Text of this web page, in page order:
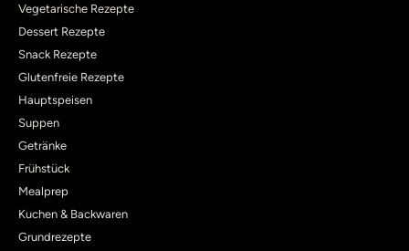
Vegetarische Rezepte
Dessert Rezepte
Snack Rezepte
Glutenfreie Rezepte
Hauptspeisen
Suppen
Getränke
Frühstück
Mealprep
Kuchen & Backwaren
Grundrezepte